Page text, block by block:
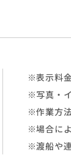
表示料
写真・
作業方
場合に
渡船や